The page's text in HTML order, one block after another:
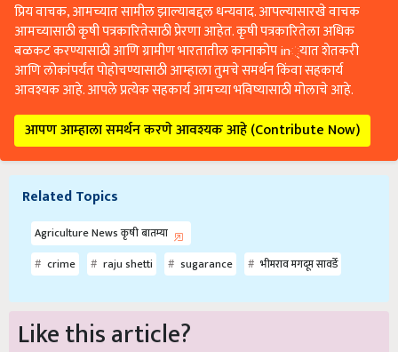
प्रिय वाचक, आमच्यात सामील झाल्याबद्दल धन्यवाद. आपल्यासारखे वाचक
आमच्यासाठी कृषी पत्रकारितेसाठी प्रेरणा आहेत. कृषी पत्रकारितेला अधिक
बळकट करण्यासाठी आणि ग्रामीण भारतातील कानाकोप in्यात शेतकरी
आणि लोकांपर्यंत पोहोचण्यासाठी आम्हाला तुमचे समर्थन किंवा सहकार्य
आवश्यक आहे. आपले प्रत्येक सहकार्य आमच्या भविष्यासाठी मोलाचे आहे.
आपण आम्हाला समर्थन करणे आवश्यक आहे (Contribute Now)
Related Topics
Agriculture News कृषी बातम्या
crime
raju shetti sugarance भीमराव मगदूम सावर्डे
Like this article?